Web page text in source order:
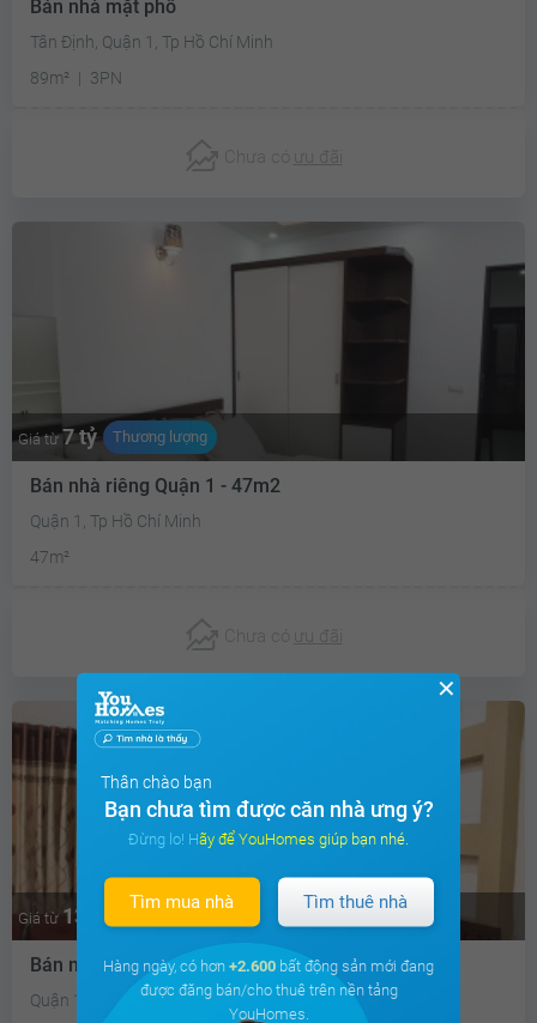
Bán nhà mặt phố
Tân Định, Quận 1, Tp Hồ Chí Minh
89m²
3PN
Chưa có ưu đãi
Giá từ7 tỷ Thương lượng
Bán nhà riêng Quận 1 - 47m2
Quận 1, Tp Hồ Chí Minh
47m²
Chưa có ưu đãi
Giá từ 13 tỷ
Bán nhà mặt phố
Quận 1, Tp Hồ Chí Minh
✕
Thân chào bạn
Bạn chưa tìm được căn nhà ưng ý?
Đừng lo! Hãy để YouHomes giúp bạn nhé.
Tìm mua nhà Tìm thuê nhà
Hàng ngày, có hơn +2.600 bất động sản mới đang
được đăng bán/cho thuê trên nền tảng
YouHomes.